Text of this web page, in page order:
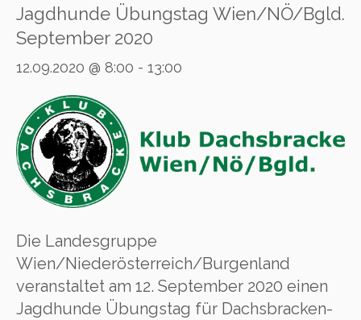
Jagdhunde Übungstag Wien/NÖ/Bgld.
September 2020
12.09.2020 @ 8:00 - 13:00
Die Landesgruppe
Wien/Niederösterreich/Burgenland
veranstaltet am 12. September 2020 einen
Jagdhunde Übungstag für Dachsbracken-